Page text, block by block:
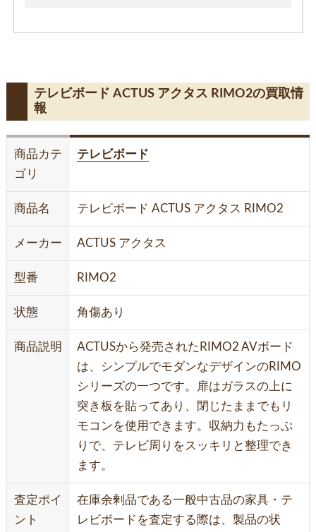
テレビボード ACTUS アクタス RIMO2の買取情
報
商品カテ
ゴリ
テレビボード
商品名 テレビボード ACTUS アクタス RIMO2
メーカー ACTUS アクタス
型番 RIMO2
状態 角傷あり
商品説明
ACTUSから発売されたRIMO2 AVボード
は、シンプルでモダンなデザインのRIMO
シリーズの一つです。扉はガラスの上に
突き板を貼ってあり、閉じたままでもリ
モコンを使用できます。収納力もたっぷ
りで、テレビ周りをスッキリと整理でき
ます。
査定ポイ
ント
在庫余剰品である一般中古品の家具・テ
レビボードを査定する際は、製品の状